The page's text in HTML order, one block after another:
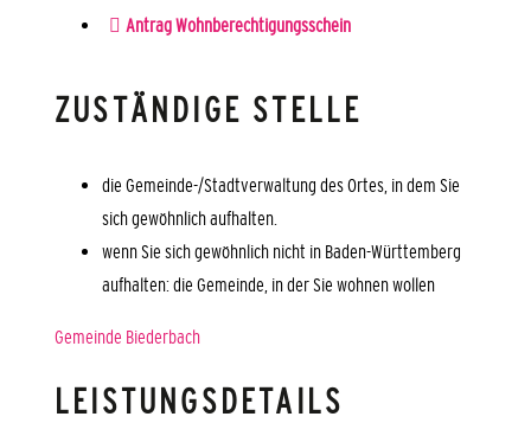
Antrag Wohnberechtigungsschein
ZUSTÄNDIGE STELLE
die Gemeinde-/Stadtverwaltung des Ortes, in dem Sie
sich gewöhnlich aufhalten.
wenn Sie sich gewöhnlich nicht in Baden-Württemberg
aufhalten: die Gemeinde, in der Sie wohnen wollen
Gemeinde Biederbach
LEISTUNGSDETAILS